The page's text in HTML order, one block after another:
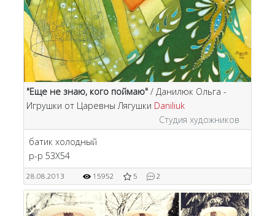
"Еще не знаю, кого поймаю" / Данилюк Ольга -
Игрушки от Царевны Лягушки Daniliuk
Студия художников
батик холодный
р-р 53Х54
28.08.2013 15952 5 2